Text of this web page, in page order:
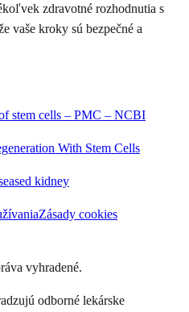
zdravotné rozhodnutia s
vaše kroky sú bezpečné a
stem cells – PMC – NCBI
With Stem Cells
kidney
Zásady cookies
vyhradené.
odborné lekárske